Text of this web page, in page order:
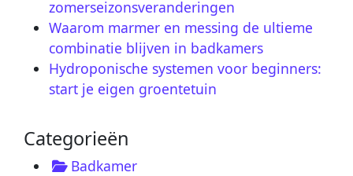
zomerseizonsveranderingen
Waarom marmer en messing de ultieme
combinatie blijven in badkamers
Hydroponische systemen voor beginners:
start je eigen groentetuin
Categorieën
Badkamer